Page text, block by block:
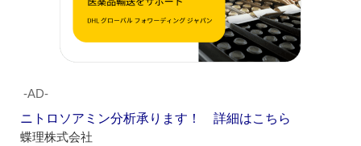
‐AD‐
ニトロソアミン分析承ります！ 詳細はこちら
蝶理株式会社